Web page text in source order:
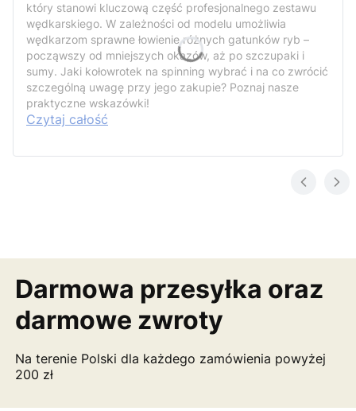
który stanowi kluczową część profesjonalnego zestawu
wędkarskiego. W zależności od modelu umożliwia
wędkarzom sprawne łowienie różnych gatunków ryb –
począwszy od mniejszych okazów, aż po szczupaki i
sumy. Jaki kołowrotek na spinning wybrać i na co zwrócić
szczególną uwagę przy jego zakupie? Poznaj nasze
praktyczne wskazówki!
Czytaj całość
Darmowa przesyłka oraz
darmowe zwroty
Na terenie Polski dla każdego zamówienia powyżej
200 zł